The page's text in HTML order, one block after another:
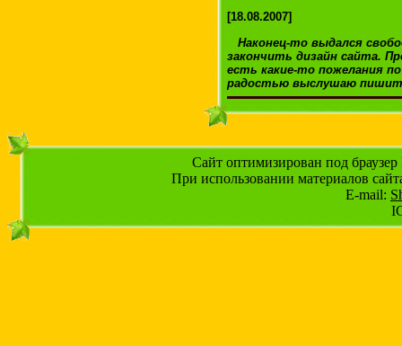
[18.08.2007]
Наконец-то выдался
закончить дизайн сайта.
есть какие-то пожелания
радостью выслушаю
Сайт оптимизирован под
При использовании материалов
E-mail: